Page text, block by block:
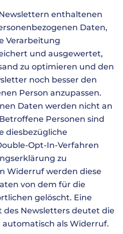
enthaltenen
Daten,
Verarbeitung
und ausgewertet,
zu optimieren und den
noch besser den
Person anzupassen.
Daten werden nicht an
Personen sind
diesbezügliche
Opt-In-Verfahren
zu
Widerruf werden diese
von dem für die
gelöscht. Eine
Newsletters deutet die
automatisch als Widerruf.